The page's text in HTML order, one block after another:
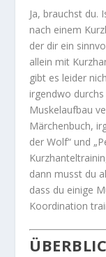
Ja, brauchst du.
nach einem
der dir ein
allein mit
gibt es leider
irgendwo
Muskelaufbau
Märchenbuch,
der Wolf“ und
dann musst du
dass du einige
Koordination